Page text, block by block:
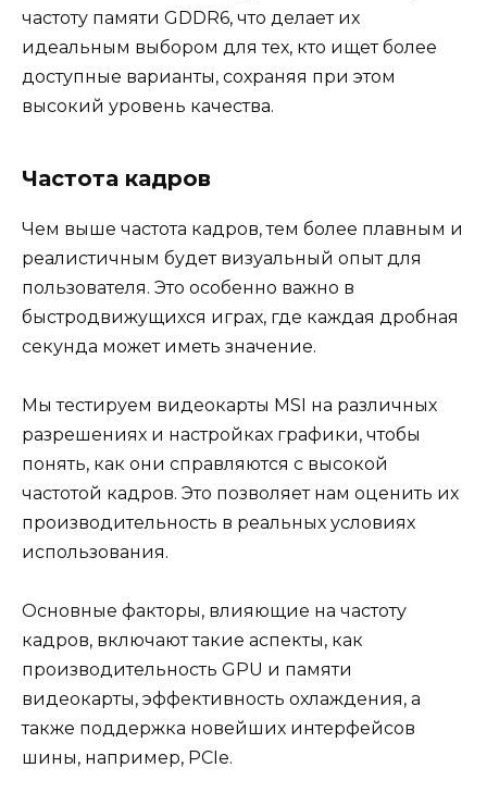
частоту памяти GDDR6, что делает их
идеальным выбором для тех, кто ищет более
доступные варианты, сохраняя при этом
высокий уровень качества.
Частота кадров
Чем выше частота кадров, тем более плавным и
реалистичным будет визуальный опыт для
пользователя. Это особенно важно в
быстродвижущихся играх, где каждая дробная
секунда может иметь значение.
Мы тестируем видеокарты MSI на различных
разрешениях и настройках графики, чтобы
понять, как они справляются с высокой
частотой кадров. Это позволяет нам оценить их
производительность в реальных условиях
использования.
Основные факторы, влияющие на частоту
кадров, включают такие аспекты, как
производительность GPU и памяти
видеокарты, эффективность охлаждения, а
также поддержка новейших интерфейсов
шины, например, PCIe.